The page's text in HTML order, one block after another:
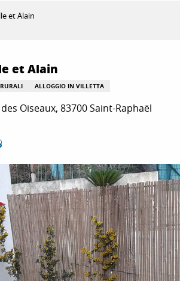
et Alain
et Alain
ALLOGGIO IN VILLETTA
Oiseaux, 83700 Saint-Raphaël
aux favoris